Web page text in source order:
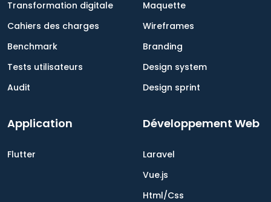
Transformation digitale
Cahiers des charges
Benchmark
Tests utilisateurs
Audit
Maquette
Wireframes
Branding
Design system
Design sprint
Application
Flutter
Développement Web
Laravel
Vue.js
Html/Css